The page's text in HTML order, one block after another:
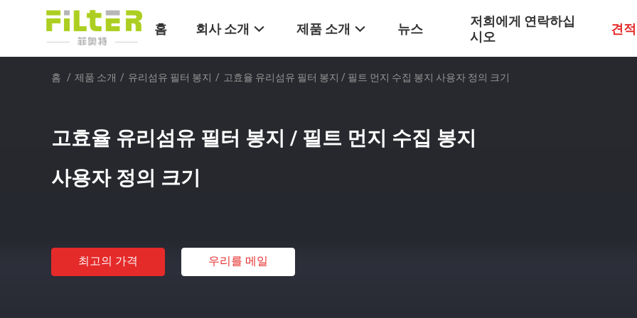
홈 회사 소개 제품 소개 뉴스
저희에게 연락하십
시오
견
홈 / 제품 소개 / 유리섬유 필터 봉지 / 고효율 유리섬유 필터 봉지 / 필트 먼지 수집 봉지 사용자 정의 크기
고효율 유리섬유 필터 봉지 / 필트 먼지 수집 봉지
사용자 정의 크기
최고의 가격 우리를 메일